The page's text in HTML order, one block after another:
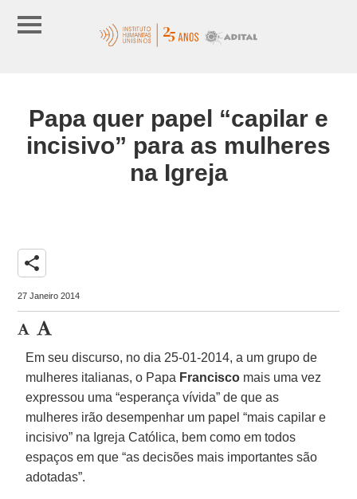
Papa quer papel “capilar e
incisivo” para as mulheres
na Igreja
share
27 Janeiro 2014
Em seu discurso, no dia 25-01-2014, a um grupo de
mulheres italianas, o Papa Francisco mais uma vez
expressou uma “esperança vívida” de que as
mulheres irão desempenhar um papel “mais capilar e
incisivo” na Igreja Católica, bem como em todos
espaços em que “as decisões mais importantes são
adotadas”.